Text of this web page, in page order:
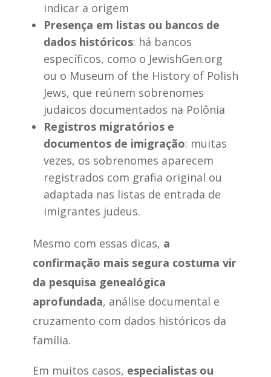
indicar a origem
Presença em listas ou bancos de
dados históricos: há bancos
específicos, como o JewishGen.org
ou o Museum of the History of Polish
Jews, que reúnem sobrenomes
judaicos documentados na Polônia
Registros migratórios e
documentos de imigração: muitas
vezes, os sobrenomes aparecem
registrados com grafia original ou
adaptada nas listas de entrada de
imigrantes judeus.
Mesmo com essas dicas, a
confirmação mais segura costuma vir
da pesquisa genealógica
aprofundada, análise documental e
cruzamento com dados históricos da
família.
Em muitos casos, especialistas ou